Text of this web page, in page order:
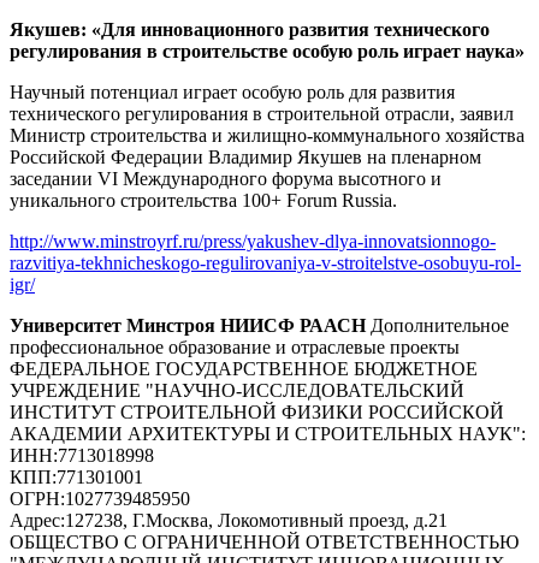
Якушев: «Для инновационного развития технического
регулирования в строительстве особую роль играет наука»
Научный потенциал играет особую роль для развития
технического регулирования в строительной отрасли, заявил
Министр строительства и жилищно-коммунального хозяйства
Российской Федерации Владимир Якушев на пленарном
заседании VI Международного форума высотного и
уникального строительства 100+ Forum Russia.
http://www.minstroyrf.ru/press/yakushev-dlya-innovatsionnogo-
razvitiya-tekhnicheskogo-regulirovaniya-v-stroitelstve-osobuyu-rol-
igr/
Университет Минстроя НИИСФ РААСН Дополнительное
профессиональное образование и отраслевые проекты
ФЕДЕРАЛЬНОЕ ГОСУДАРСТВЕННОЕ БЮДЖЕТНОЕ
УЧРЕЖДЕНИЕ "НАУЧНО-ИССЛЕДОВАТЕЛЬСКИЙ
ИНСТИТУТ СТРОИТЕЛЬНОЙ ФИЗИКИ РОССИЙСКОЙ
АКАДЕМИИ АРХИТЕКТУРЫ И СТРОИТЕЛЬНЫХ НАУК":
ИНН:7713018998
КПП:771301001
ОГРН:1027739485950
Адрес:127238, Г.Москва, Локомотивный проезд, д.21
ОБЩЕСТВО С ОГРАНИЧЕННОЙ ОТВЕТСТВЕННОСТЬЮ